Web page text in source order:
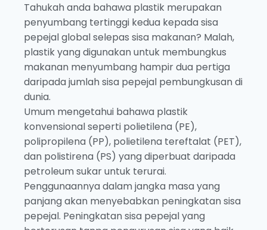
Tahukah anda bahawa plastik merupakan
penyumbang tertinggi kedua kepada sisa
pepejal global selepas sisa makanan? Malah,
plastik yang digunakan untuk membungkus
makanan menyumbang hampir dua pertiga
daripada jumlah sisa pepejal pembungkusan di
dunia.
Umum mengetahui bahawa plastik
konvensional seperti polietilena (PE),
polipropilena (PP), polietilena tereftalat (PET),
dan polistirena (PS) yang diperbuat daripada
petroleum sukar untuk terurai.
Penggunaannya dalam jangka masa yang
panjang akan menyebabkan peningkatan sisa
pepejal. Peningkatan sisa pepejal yang